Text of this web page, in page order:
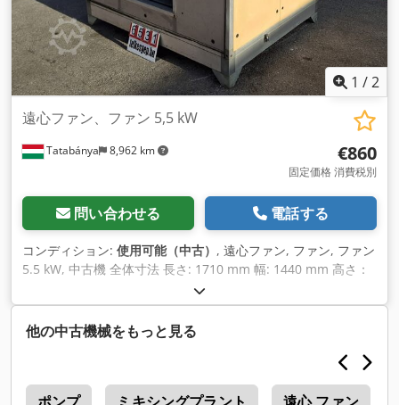
1 /2
Tatabánya 8,962 km
遠心ファン、ファン 5,5 kW
€860
固定価格 消費税別
問い合わせる 電話する
コンディション: 使用可能（中古） , 遠心ファン, ファン, ファン
5.5 kW, 中古機 全体寸法 長さ: 1710 mm 幅: 1440 mm 高さ：
1660 mm 重量: 400 kg 電気データ Crsdpfxsvcax Ho Aktsf 電
圧： 400V 電流： 13.3A 電力： 5.5 kW モーター仕様 メーカー
AEG タイプAMV 132 MV4/8 ブレード寸法 直径： 500 mm
幅： 230 mm
他の中古機械をもっと見る